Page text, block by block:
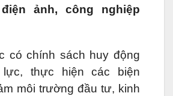
ảnh, công nghiệp
có chính sách huy động
lực, thực hiện các biện
môi trường đầu tư, kinh